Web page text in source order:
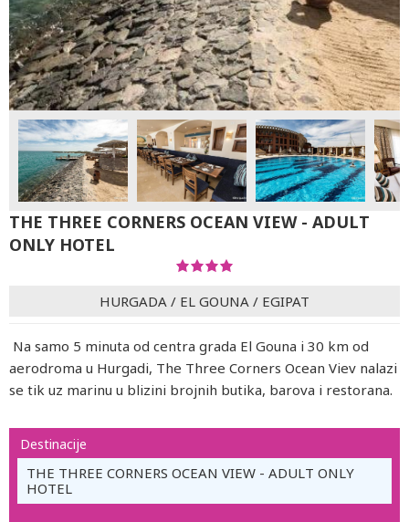
THE THREE CORNERS OCEAN VIEW - ADULT
ONLY HOTEL
HURGADA / EL GOUNA / EGIPAT
Na samo 5 minuta od centra grada El Gouna i 30 km od
aerodroma u Hurgadi, The Three Corners Ocean Viev nalazi
se tik uz marinu u blizini brojnih butika, barova i restorana.
Destinacije
THE THREE CORNERS OCEAN VIEW - ADULT ONLY
HOTEL